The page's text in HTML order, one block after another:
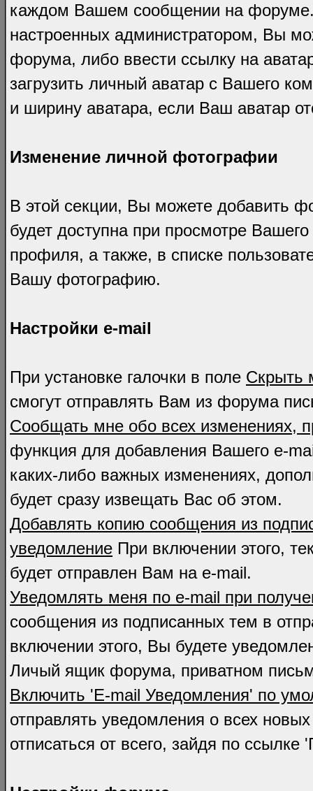
каждом Вашем сообщении на форуме.
настроенных администратором, Вы
форума, либо ввести ссылку на
загрузить личный аватар с Вашего
и ширину аватара, если Ваш аватар
Изменение личной фотографии
В этой секции, Вы можете добавить
будет доступна при просмотре
профиля, а также, в списке
Вашу фотографию.
Настройки e-mail
При установке галочки в поле Скрыть
смогут отправлять Вам из форума
Сообщать мне обо всех изменениях,
функция для добавления Вашего e-
каких-либо важных изменениях,
будет сразу извещать Вас об этом.
Добавлять копию сообщения из
уведомление При включении этого,
будет отправлен Вам на e-mail.
Уведомлять меня по e-mail при
сообщения из подписанных тем в
включении этого, Вы будете
Личый ящик форума, приватном
Включить 'E-mail Уведомления' по
отправлять уведомления о всех
отписаться от всего, зайдя по